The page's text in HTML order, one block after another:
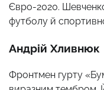
Євро-2020.
футболу й
Андрій Хливнюк
Фронтмен гурту